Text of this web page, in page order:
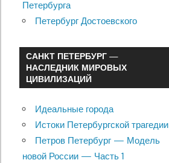
Петербурга
Петербург Достоевского
САНКТ ПЕТЕРБУРГ —
НАСЛЕДНИК МИРОВЫХ
ЦИВИЛИЗАЦИЙ
Идеальные города
Истоки Петербургской трагедии
Петров Петербург — Модель
новой России — Часть 1